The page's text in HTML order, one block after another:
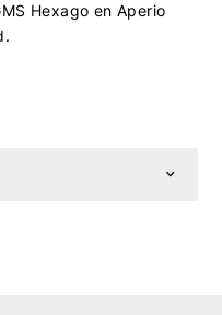
Hexago en Aperio